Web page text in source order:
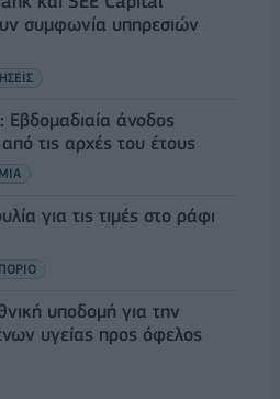
συμφωνία υπηρεσιών
Εβδομαδιαία άνοδος
τις αρχές του έτους
για τις τιμές στο ράφι
υποδομή για την
υγείας προς όφελος